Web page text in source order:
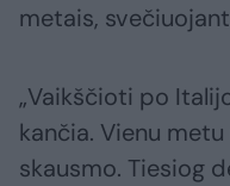
metais,
„Vaikščioti po
kančia. Vienu
skausmo. Tiesiog